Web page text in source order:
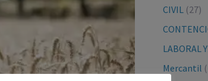
CIVIL(27)
LABORAL
Mercantil